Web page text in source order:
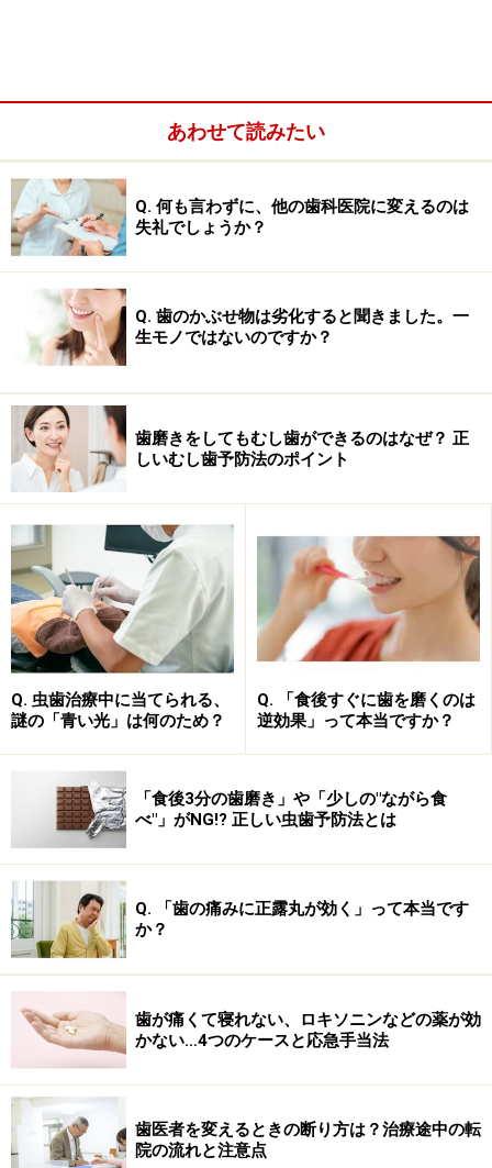
歯の詰め物の素材のベースは「コンポレットレジン（以
下、レジン）」というプラスチックです。保険適用の治
療で用いられる樹脂素材としては、コンポジットレジン
が一般的。それに耐摩耗性や強度が向上するようにフィ
ラーと言われる無機質が混ぜ込んであります。分かりや
すく例えると、コンクリートを作る際に、セメントに砂
利を混ぜて強度を増しているのと同じ仕組みになるので
す。
少なければ表面が滑らかになりやすく、光沢も出やすく
よく混ざったペースト状になっていて、それらを虫歯を
取り除いたは穴に詰め込んで形を作ってから、光を当て
て硬化させます。
素材は決められた波長の光を受けたときに固まるように
作られています。穴に詰めて成形してから、青を発する
波長の光を照射することで急速に硬化させることができ
治療後に起こりやすい歯の詰め物への不
満・その理由
■ 詰めた直後から少し黒い
あわせて読みたい
Q. 何も言わずに、他の歯科医院に変えるのは
失礼でしょうか？
Q. 歯のかぶせ物は劣化すると聞きました。一
生モノではないのですか？
歯磨きをしてもむし歯ができるのはなぜ？ 正
しいむし歯予防法のポイント
Q. 虫歯治療中に当てられる、
謎の「青い光」は何のため？
Q. 「食後すぐに歯を磨くのは
逆効果」って本当ですか？
「食後3分の歯磨き」や「少しの"ながら食
べ"」がNG!? 正しい虫歯予防法とは
Q. 「歯の痛みに正露丸が効く」って本当です
か？
歯が痛くて寝れない、ロキソニンなどの薬が効
かない…4つのケースと応急手当法
歯医者を変えるときの断り方は？治療途中の転
院の流れと注意点